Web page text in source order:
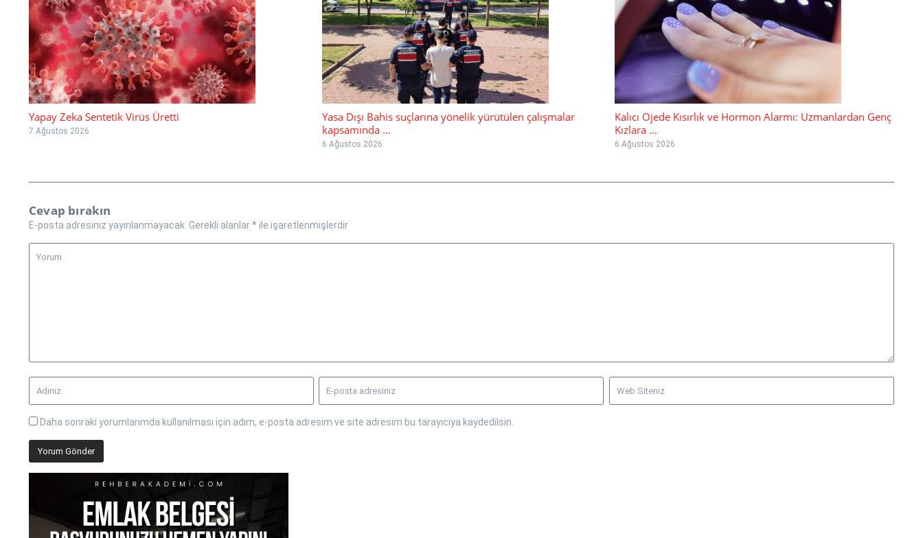
Yapay Zeka Sentetik Virüs Üretti
7 Ağustos 2026
Yasa Dışı Bahis suçlarına yönelik yürütülen çalışmalar
kapsamında ...
6 Ağustos 2026
Kalıcı Ojede Kısırlık ve Hormon Alarmı: Uzmanlardan Genç
Kızlara ...
6 Ağustos 2026
Cevap bırakın
E-posta adresiniz yayınlanmayacak. Gerekli alanlar*ile işaretlenmişlerdir
Daha sonraki yorumlarımda kullanılması için adım, e-posta adresim ve site adresim bu tarayıcıya kaydedilsin.